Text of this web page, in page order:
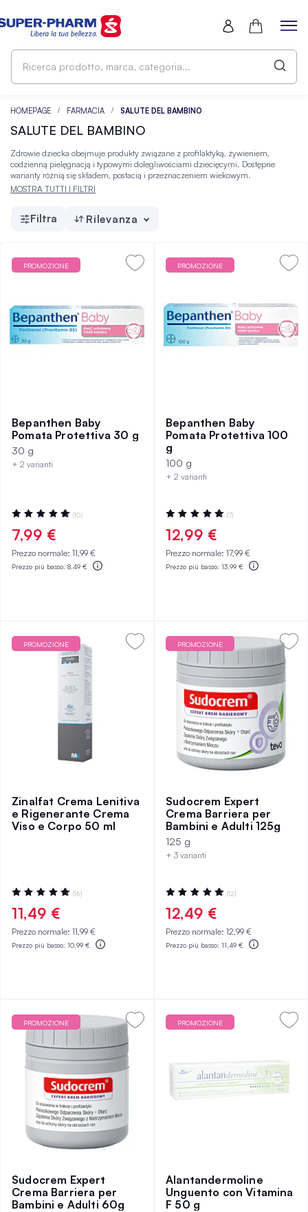
HOMEPAGE FARMACIA SALUTE DEL BAMBINO
SALUTE DEL BAMBINO
Zdrowie dziecka obejmuje produkty związane z profilaktyką, żywieniem,
codzienną pielęgnacją i typowymi dolegliwościami dziecięcymi. Dostępne
warianty różnią się składem, postacią i przeznaczeniem wiekowym.
MOSTRA TUTTI I FILTRI
Filtra Rilevanza
PROMOZIONE
Bepanthen Baby
Pomata Protettiva 30 g
30 g
+ 2 varianti
Valutazione:
100%
(10)
7,99 €
Prezzo normale: 11,99 €
Prezzo più basso: 8,49 €
PROMOZIONE
Bepanthen Baby
Pomata Protettiva 100
g
100 g
+ 2 varianti
Valutazione:
100%
(7)
12,99 €
Prezzo normale: 17,99 €
Prezzo più basso: 13,99 €
PROMOZIONE
Zinalfat Crema Lenitiva
e Rigenerante Crema
Viso e Corpo 50 ml
Valutazione:
96%
(16)
11,49 €
Prezzo normale: 11,99 €
Prezzo più basso: 10,99 €
PROMOZIONE
Sudocrem Expert
Crema Barriera per
Bambini e Adulti 125g
125 g
+ 3 varianti
Valutazione:
98%
(12)
12,49 €
Prezzo normale: 12,99 €
Prezzo più basso: 11,49 €
PROMOZIONE
Sudocrem Expert
Crema Barriera per
Bambini e Adulti 60g
PROMOZIONE
Alantandermoline
Unguento con Vitamina
F 50 g